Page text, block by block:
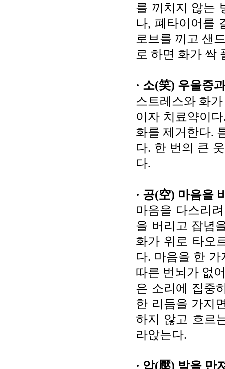
를 끼치지 않는
나, 폐타이어를
로브를 끼고 샌
로 하면 화가 싹
· 소(笑) 우울증
스트레스와 화
이자 치료약이
화를 제거한다.
다. 한 번의 큰
다.
· 공(空) 마음을
마음을 다스리
을 버리고 잡념
화가 위로 타오
다. 마음을 한
따른 번뇌가 없
은 소리에 집중
한 리듬을 가지
하지 않고 흐르
라앉는다.
· 압(壓) 발을 만